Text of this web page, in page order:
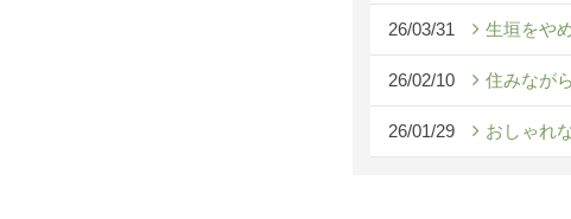
26/03/31 生垣をや
26/02/10 住みなが
26/01/29 おしゃれ